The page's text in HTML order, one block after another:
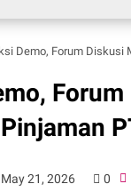
Demo, Forum Diskusi
May 21, 2026 0